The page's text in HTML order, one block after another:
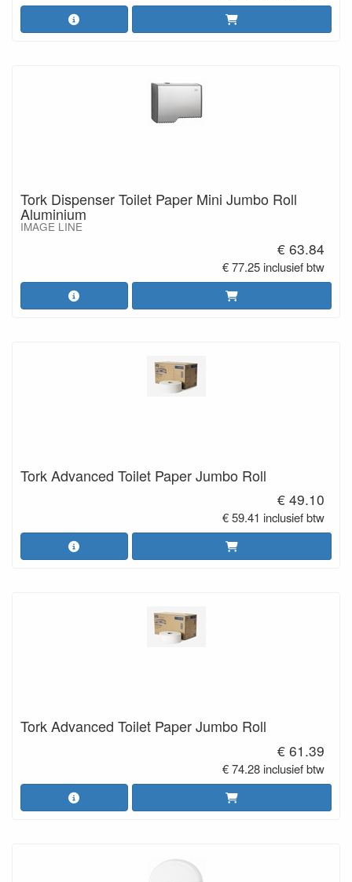
Tork Dispenser Toilet Paper Mini Jumbo Roll
Aluminium
IMAGE LINE
€ 63.84
€ 77.25 inclusief btw
Tork Advanced Toilet Paper Jumbo Roll
€ 49.10
€ 59.41 inclusief btw
Tork Advanced Toilet Paper Jumbo Roll
€ 61.39
€ 74.28 inclusief btw